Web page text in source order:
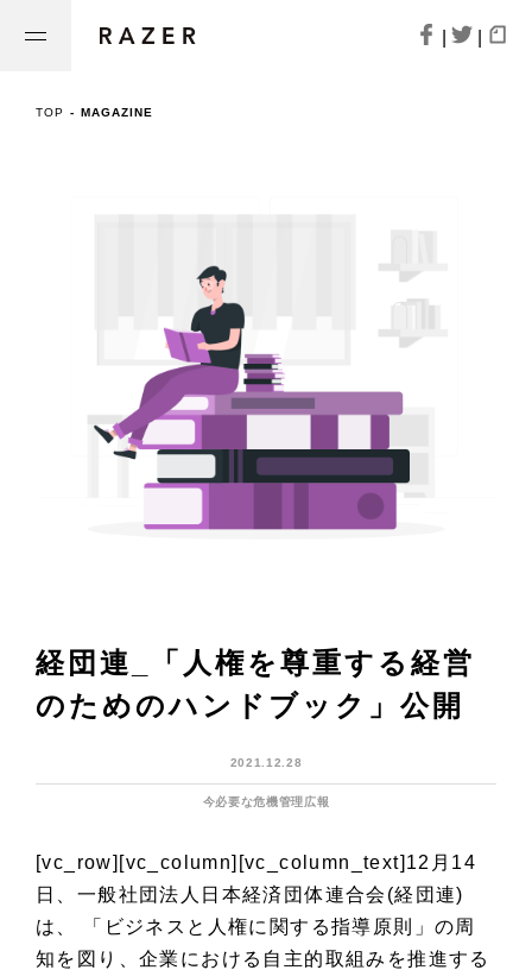
TOP - MAGAZINE
経団連_「人権を尊重する経営
のためのハンドブック」公開
2021.12.28
今必要な危機管理広報
[vc_row][vc_column][vc_column_text] 12月14
日、一般社団法人日本経済団体連合会(経団連)
は、 「ビジネスと人権に関する指導原則」の周
知を図り、企業における自主的取組みを推進する